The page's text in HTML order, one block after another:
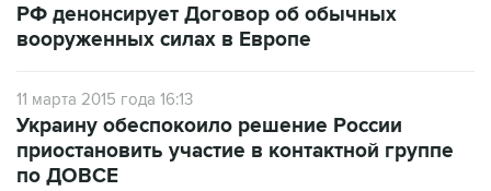
РФ денонсирует Договор об обычных
вооруженных силах в Европе
11 марта 2015 года 16:13
Украину обеспокоило решение России
приостановить участие в контактной группе
по ДОВСЕ